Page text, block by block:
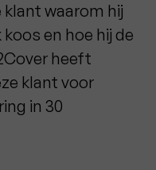
klant waarom hij
en hoe hij de
heeft
klant voor
in 30